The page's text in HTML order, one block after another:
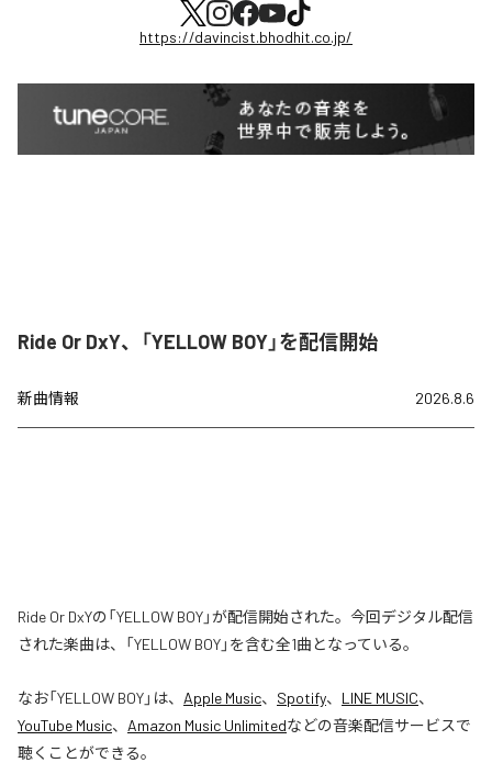
https://davincist.bhodhit.co.jp/
Ride Or DxY、「YELLOW BOY」を配信開始
新曲情報 2026.8.6
Ride Or DxYの「YELLOW BOY」が配信開始された。今回デジタル配信
された楽曲は、「YELLOW BOY」を含む全1曲となっている。
なお「YELLOW BOY」は、 Apple Music、 Spotify、 LINE MUSIC、
YouTube Music、 Amazon Music Unlimitedなどの音楽配信サービスで
聴くことができる。